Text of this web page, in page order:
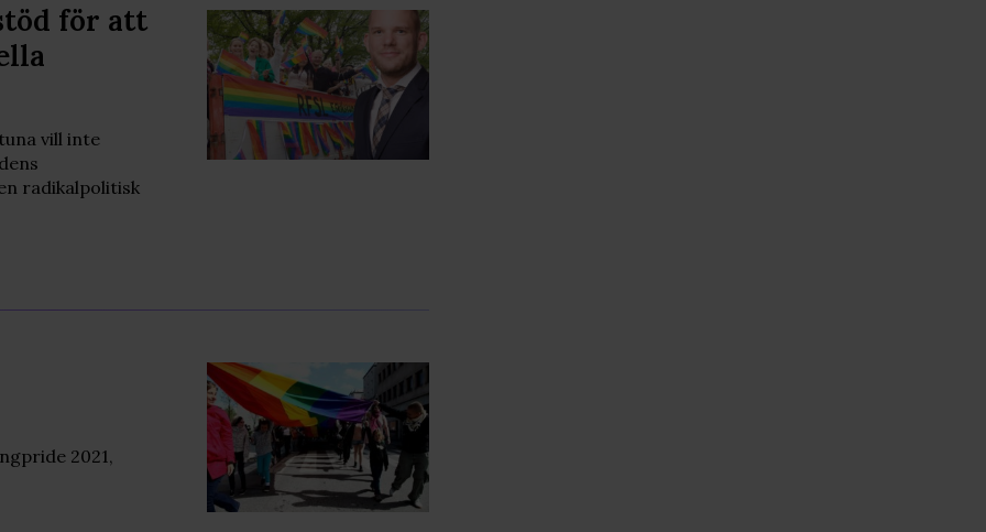
för att
vill inte
radikalpolitisk
2021,